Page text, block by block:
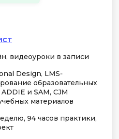
видеоуроки в записи
Design, LMS-
образовательных
и SAM, CJM
материалов
94 часов практики,